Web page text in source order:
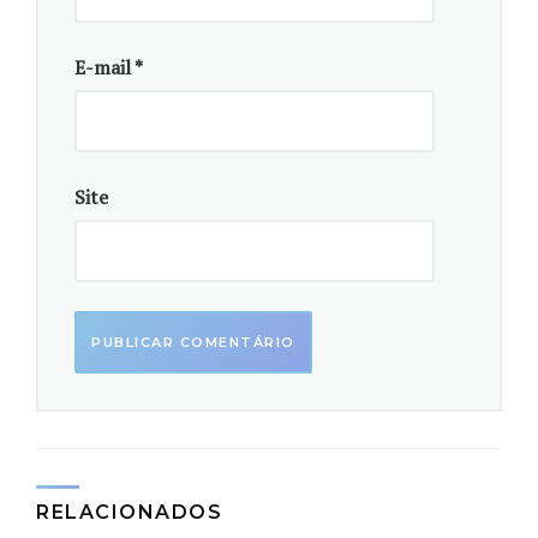
Terra Seca. Fotos: Renata Kempf / Acervo
E-mail*
Site
RELACIONADOS